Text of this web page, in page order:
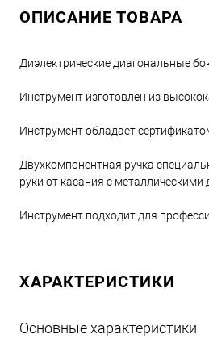
ОПИСАНИЕ ТОВАРА
Диэлектрические диагональные
Инструмент изготовлен из
Инструмент обладает
Двухкомпонентная ручка
руки от касания с металлическими
Инструмент подходит для
ХАРАКТЕРИСТИКИ
Основные характеристики